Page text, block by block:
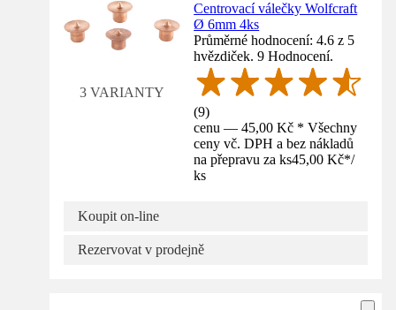
3 VARIANTY
Centrovací válečky Wolfcraft
Ø 6mm 4ks
Průměrné hodnocení: 4.6 z 5
hvězdiček. 9 Hodnocení.
(9)
cenu — 45,00 Kč * Všechny
ceny vč. DPH a bez nákladů
na přepravu za ks45,00 Kč*/
ks
Koupit on-line
Rezervovat v prodejně